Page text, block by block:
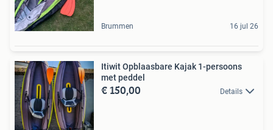
Brummen 16 jul 26
Itiwit Opblaasbare Kajak 1-persoons
met peddel
€ 150,00 Details